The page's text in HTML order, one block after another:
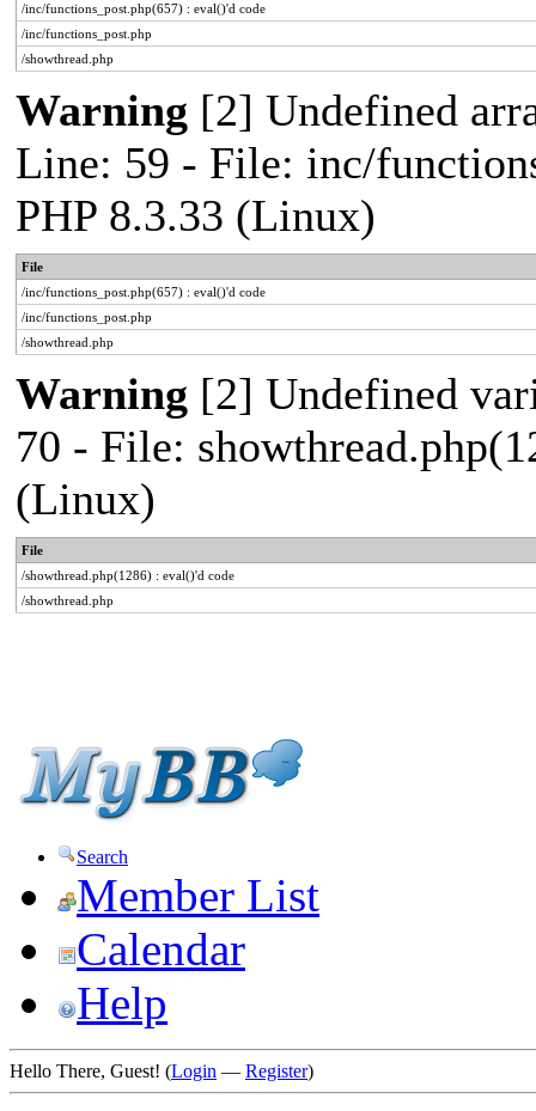
/inc/functions_post.php(657) : eval()'d code
/inc/functions_post.php
/showthread.php
Warning [2] Undefined
Line: 59 - File: inc/
PHP 8.3.33 (Linux)
File
/inc/functions_post.php(657) : eval()'d code
/inc/functions_post.php
/showthread.php
Warning [2] Undefined
70 - File:
(Linux)
File
/showthread.php(1286) : eval()'d code
/showthread.php
Search
Member List
Calendar
Help
Hello There, Guest! (Login — Register)